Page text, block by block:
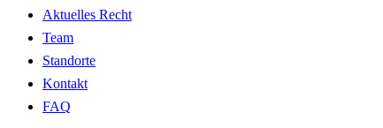
Aktuelles Recht
Team
Standorte
Kontakt
FAQ